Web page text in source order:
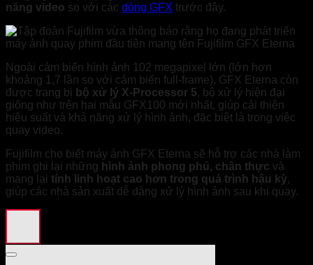
năng video so với các dòng GFX trước đây.
Ngoài cảm biến hình ảnh 102 megapixel lớn (lớn hơn
khoảng 1,7 lần so với cảm biến full-frame), GFX Eterna còn
được trang bị bộ xử lý X-Processor 5, bộ xử lý hiện đại
giống như trên hai mẫu GFX100 mới nhất, giúp cải thiện
hiệu suất và khả năng xử lý hình ảnh, đặc biệt là trong việc
quay video.
Fujifilm cho biết máy ảnh GFX Eterna sẽ hỗ trợ các nhà làm
phim ghi lại những hình ảnh phong phú, chân thực và
mang lại tính linh hoạt cao hơn trong quá trình hậu kỳ,
giúp các nhà sản xuất dễ dàng xử lý hình ảnh sau khi quay.